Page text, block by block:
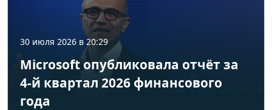
30 июля 2026 в 20:29
Microsoft опубликовала отчёт за
4-й квартал 2026 финансового
года